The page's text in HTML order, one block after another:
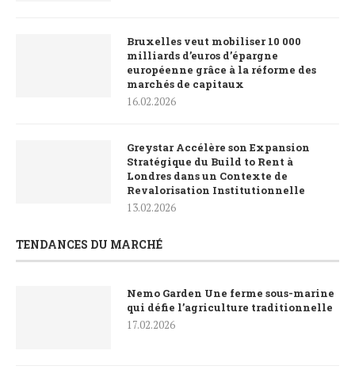
Bruxelles veut mobiliser 10 000
milliards d’euros d’épargne
européenne grâce à la réforme des
marchés de capitaux
16.02.2026
Greystar Accélère son Expansion
Stratégique du Build to Rent à
Londres dans un Contexte de
Revalorisation Institutionnelle
13.02.2026
TENDANCES DU MARCHÉ
Nemo Garden Une ferme sous-marine
qui défie l’agriculture traditionnelle
17.02.2026